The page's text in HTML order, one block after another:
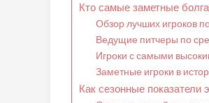
Кто самые заметные
Обзор лучших игроков
Ведущие питчеры по
Игроки с самыми
Заметные игроки в
Как сезонные показатели